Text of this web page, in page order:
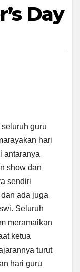
Day
guru
hari
antaranya
show dan
sendiri
ada juga
Seluruh
meramaikan
ketua
turut
hari guru